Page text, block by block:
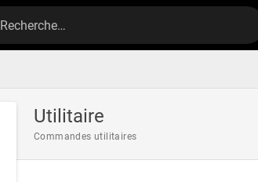
Recherche…
Utilitaire
Commandes utilitaires